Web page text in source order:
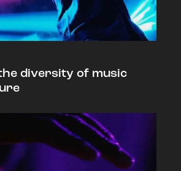
diversity of music